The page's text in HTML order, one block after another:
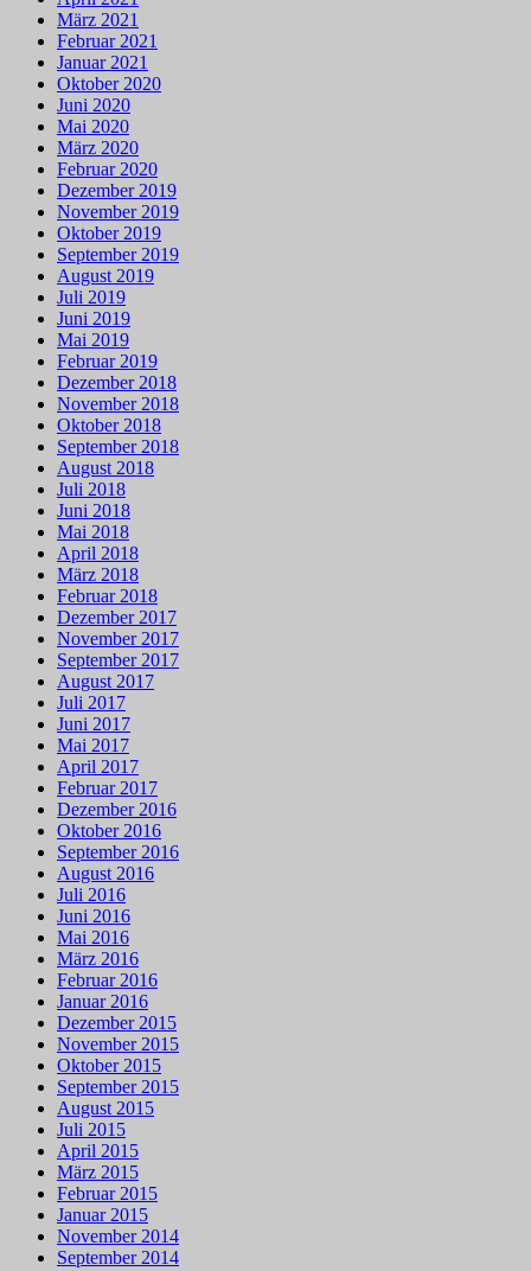
März 2021
Februar 2021
Januar 2021
Oktober 2020
Juni 2020
Mai 2020
März 2020
Februar 2020
Dezember 2019
November 2019
Oktober 2019
September 2019
August 2019
Juli 2019
Juni 2019
Mai 2019
Februar 2019
Dezember 2018
November 2018
Oktober 2018
September 2018
August 2018
Juli 2018
Juni 2018
Mai 2018
April 2018
März 2018
Februar 2018
Dezember 2017
November 2017
September 2017
August 2017
Juli 2017
Juni 2017
Mai 2017
April 2017
Februar 2017
Dezember 2016
Oktober 2016
September 2016
August 2016
Juli 2016
Juni 2016
Mai 2016
März 2016
Februar 2016
Januar 2016
Dezember 2015
November 2015
Oktober 2015
September 2015
August 2015
Juli 2015
April 2015
März 2015
Februar 2015
Januar 2015
November 2014
September 2014